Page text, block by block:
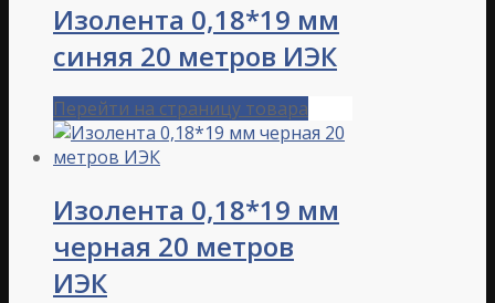
Изолента 0,18*19 мм
синяя 20 метров ИЭК
Перейти на страницу товара
Изолента 0,18*19 мм
черная 20 метров
ИЭК